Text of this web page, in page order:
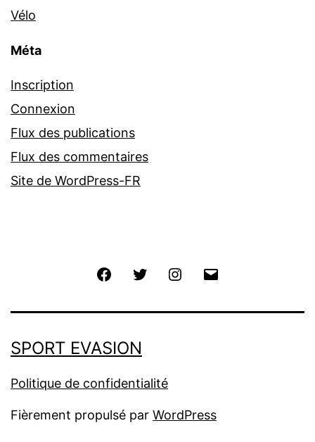
Vélo
Méta
Inscription
Connexion
Flux des publications
Flux des commentaires
Site de WordPress-FR
FacebookTwitter Instagram
SPORT EVASION
Politique de confidentialité
Fièrement propulsé par WordPress